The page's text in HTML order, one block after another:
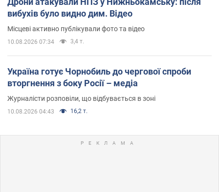
вибухів було видно дим. Відео
Місцеві активно публікували фото та відео
10.08.2026 07:34 3,4 т.
Україна готує Чорнобиль до чергової спроби
вторгнення з боку Росії – медіа
Журналісти розповіли, що відбувається в зоні
10.08.2026 04:43 16,2 т.